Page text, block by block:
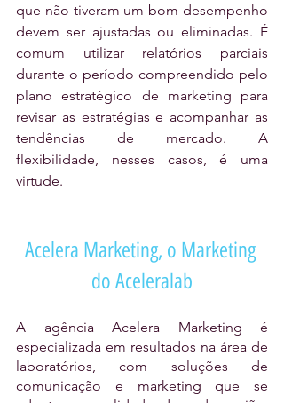
que não tiveram um bom desempenho
devem ser ajustadas ou eliminadas. É
comum utilizar relatórios parciais
durante o período compreendido pelo
plano estratégico de marketing para
revisar as estratégias e acompanhar as
tendências de mercado. A
flexibilidade, nesses casos, é uma
virtude.
Acelera Marketing, o Marketing
do Aceleralab
A agência Acelera Marketing é
especializada em resultados na área de
laboratórios, com soluções de
comunicação e marketing que se